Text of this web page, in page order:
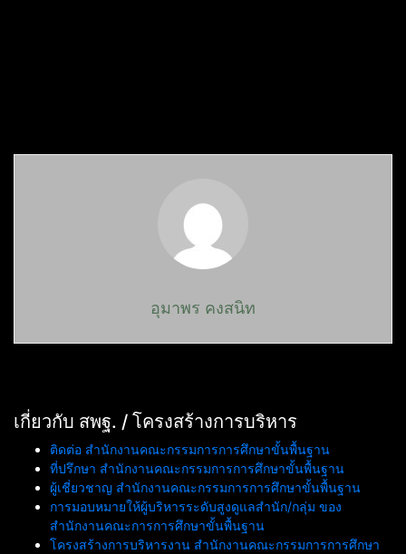
อุมาพร คงสนิท
เกี่ยวกับ สพฐ. / โครงสร้างการบริหาร
ติดต่อ สำนักงานคณะกรรมการการศึกษาขั้นพื้นฐาน
ที่ปรึกษา สำนักงานคณะกรรมการการศึกษาขั้นพื้นฐาน
ผู้เชี่ยวชาญ สำนักงานคณะกรรมการการศึกษาขั้นพื้นฐาน
การมอบหมายให้ผู้บริหารระดับสูงดูแลสำนัก/กลุ่ม ของ
สำนักงานคณะการการศึกษาขั้นพื้นฐาน
โครงสร้างการบริหารงาน สำนักงานคณะกรรมการการศึกษา